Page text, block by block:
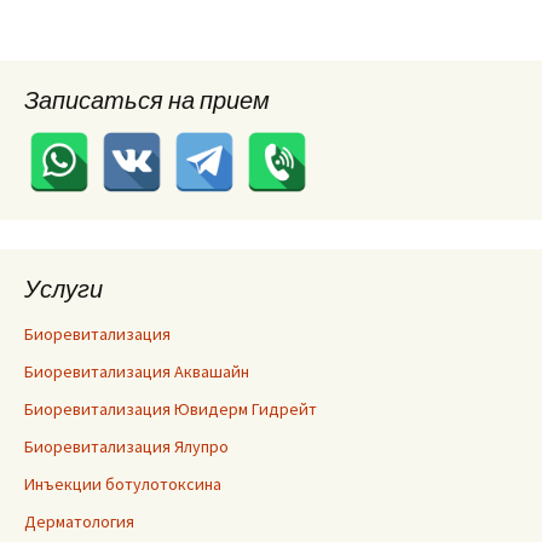
Записаться на прием
Услуги
Биоревитализация
Биоревитализация Аквашайн
Биоревитализация Ювидерм Гидрейт
Биоревитализация Ялупро
Инъекции ботулотоксина
Дерматология